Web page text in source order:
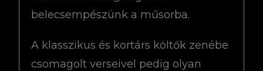
belecsempészünk a műsorba.
A klasszikus és kortárs költők zenébe
csomagolt verseivel pedig olyan